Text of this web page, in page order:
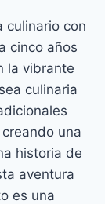
culinario con
cinco años
la vibrante
culinaria
una
historia de
aventura
es una